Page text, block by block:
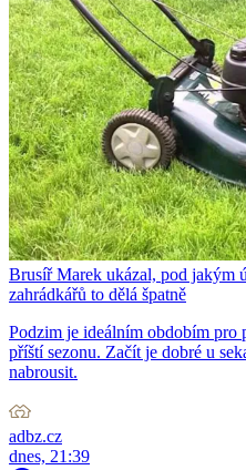
Brusíř Marek ukázal, pod jakým
zahrádkářů to dělá špatně
Podzim je ideálním obdobím pro
příští sezonu. Začít je dobré u
nabrousit.
adbz.cz
dnes, 21:39